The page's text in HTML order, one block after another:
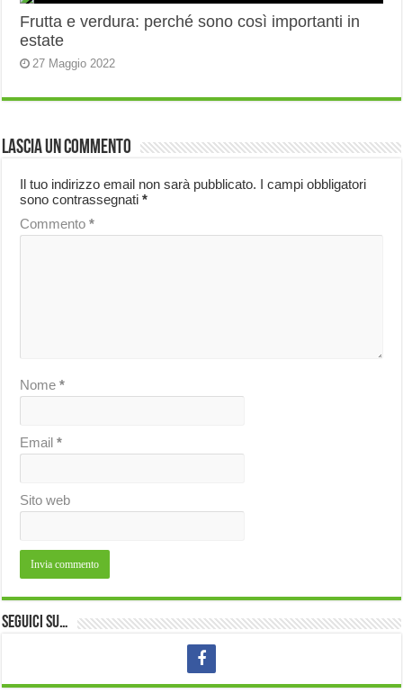
Frutta e verdura: perché sono così importanti in
estate
27 Maggio 2022
Lascia un commento
Il tuo indirizzo email non sarà pubblicato. I campi obbligatori
sono contrassegnati*
Commento*
Nome*
Email*
Sito web
Seguici su…